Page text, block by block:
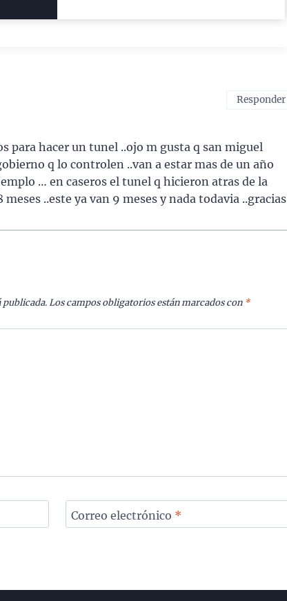
para hacer un tunel ..ojo m gusta q san miguel
q lo controlen ..van a estar mas de un año
… en caseros el tunel q hicieron atras de la
..este ya van 9 meses y nada todavia ..gracias
Responder
publicada. Los campos obligatorios están marcados con *
Correo electrónico *